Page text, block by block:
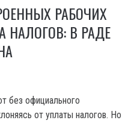
РАБОЧИХ
НАЛОГОВ: В РАДЕ
без официального
от уплаты налогов. Но